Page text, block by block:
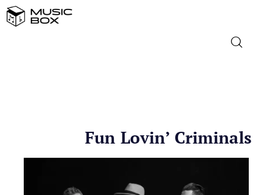
STRANA GLAZBA
Fun Lovin’ Criminals